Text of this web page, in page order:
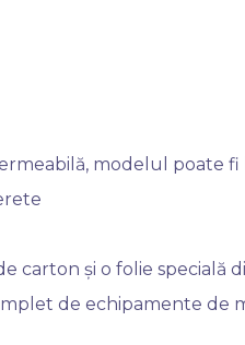
modelul poate
și o folie specială
de echipamente de